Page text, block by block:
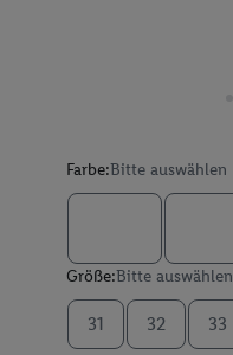
Farbe:Bitte auswählen
Größe:Bitte auswählen
31 32 33